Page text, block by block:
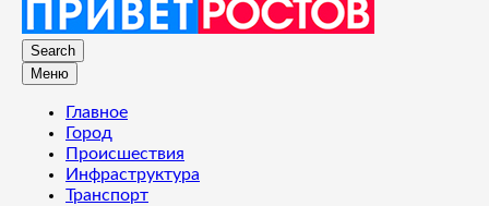
Search
Меню
Главное
Город
Происшествия
Инфраструктура
Транспорт